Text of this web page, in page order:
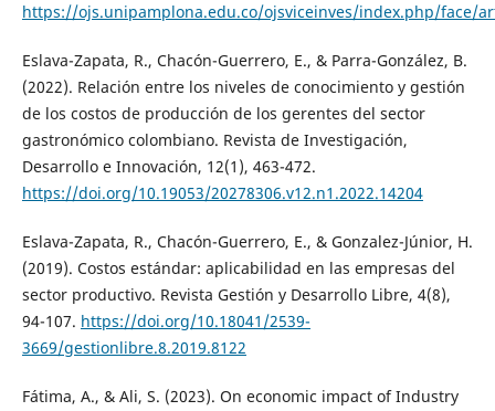
https://ojs.unipamplona.edu.co/ojsviceinves/index.php/face/
Eslava-Zapata, R., Chacón-Guerrero, E., & Parra-González, B.
(2022). Relación entre los niveles de conocimiento y gestión
de los costos de producción de los gerentes del sector
gastronómico colombiano. Revista de Investigación,
Desarrollo e Innovación, 12(1), 463-472.
https://doi.org/10.19053/20278306.v12.n1.2022.14204
Eslava-Zapata, R., Chacón-Guerrero, E., & Gonzalez-Júnior, H.
(2019). Costos estándar: aplicabilidad en las empresas del
sector productivo. Revista Gestión y Desarrollo Libre, 4(8),
94-107. https://doi.org/10.18041/2539-
3669/gestionlibre.8.2019.8122
Fátima, A., & Ali, S. (2023). On economic impact of Industry